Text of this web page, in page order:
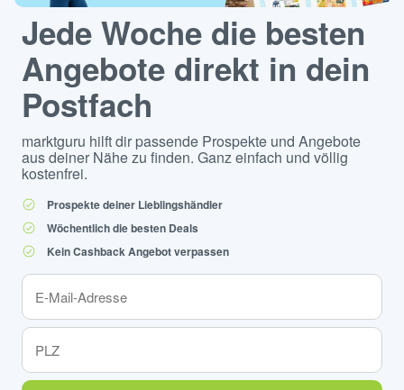
Jede Woche die besten
Angebote direkt in dein
Postfach
marktguru hilft dir passende Prospekte und Angebote
aus deiner Nähe zu finden. Ganz einfach und völlig
kostenfrei.
Prospekte deiner Lieblingshändler
Wöchentlich die besten Deals
Kein Cashback Angebot verpassen